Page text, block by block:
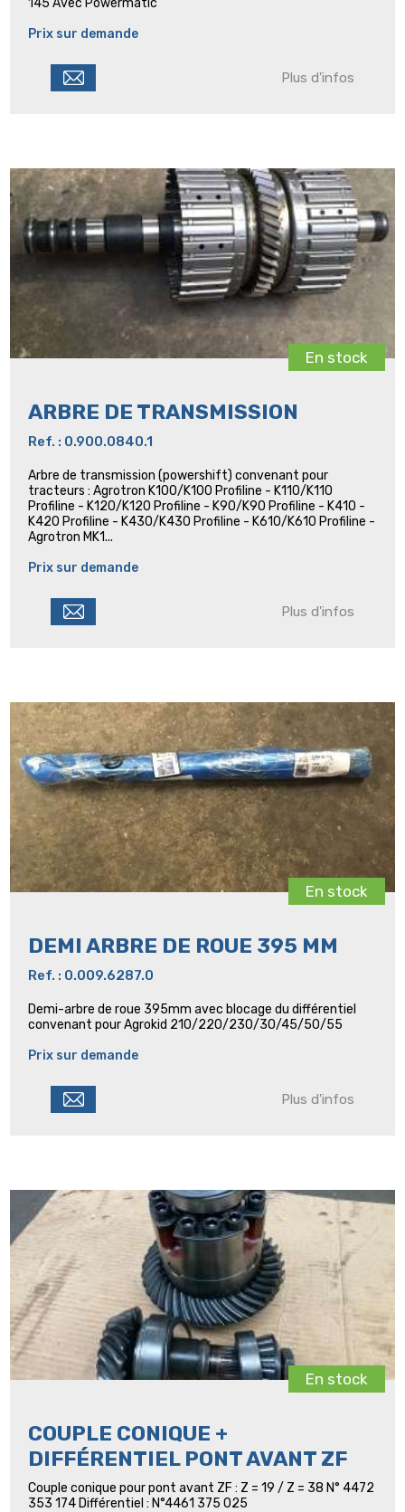
Prix sur demande
Plus d'infos
En stock
ARBRE DE TRANSMISSION
Ref. : 0.900.0840.1
Arbre de transmission (powershift) convenant pour
tracteurs : Agrotron K100/K100 Profiline - K110/K110
Profiline - K120/K120 Profiline - K90/K90 Profiline - K410 -
K420 Profiline - K430/K430 Profiline - K610/K610 Profiline -
Agrotron MK1...
Prix sur demande
Plus d'infos
En stock
DEMI ARBRE DE ROUE 395 MM
Ref. : 0.009.6287.0
Demi-arbre de roue 395mm avec blocage du différentiel
convenant pour Agrokid 210/220/230/30/45/50/55
Prix sur demande
Plus d'infos
En stock
COUPLE CONIQUE +
DIFFÉRENTIEL PONT AVANT ZF
Couple conique pour pont avant ZF : Z = 19 / Z = 38 N° 4472
353 174 Différentiel : N°4461 375 025